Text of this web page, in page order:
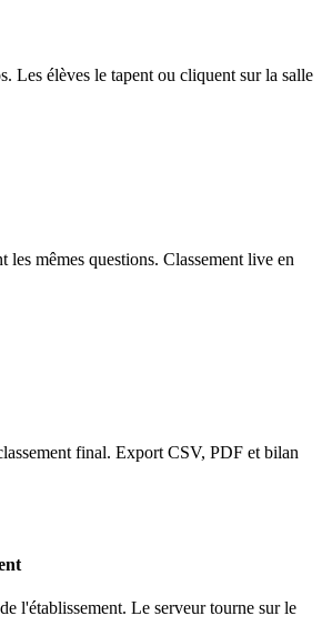
Les élèves le tapent ou cliquent sur la salle
les mêmes questions. Classement live en
final. Export CSV, PDF et bilan
l'établissement. Le serveur tourne sur le